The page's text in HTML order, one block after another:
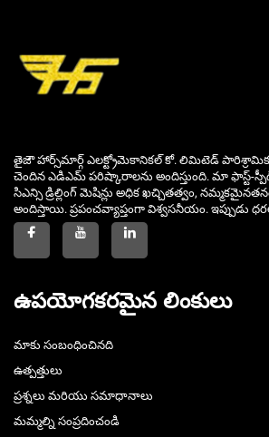
తైజౌ హార్స్‌మార్గ్ ఎలక్ట్రోమెకానికల్ కో. లిమిటెడ్ పారిశ్రామిక
చెందిన ఎడిఎమ్ పరిష్కారాలను అందిస్తుంది. మా ఫాస్ట్-
సిఎన్సి డ్రిల్లింగ్ మెషిన్లు అధిక ఖచ్చితత్వం,
అందిస్తాయి. ప్రపంచవ్యాప్తంగా విశ్వసనీయం. ఇప్పుడు
ఉపయోగకరమైన లింకులు
మాకు సంబంధించినది
ఉత్పత్తులు
ప్రశ్నలు మరియు సమాధానాలు
మమ్మల్ని సంప్రదించండి